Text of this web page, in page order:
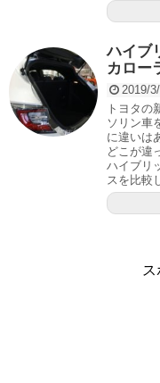
ハイブ
カロー
2019/
トヨタの
ソリン車
に違いは
どこが違
ハイブリ
スを比較